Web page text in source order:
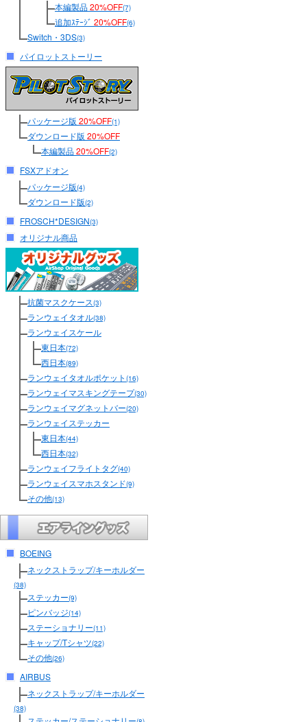
本編製品20%OFF(7)
追加ｽﾃｰｼﾞ 20%OFF(6)
Switch・3DS(3)
パイロットストーリー
パッケージ版 20%OFF(1)
ダウンロード版 20%OFF
本編製品20%OFF(2)
FSXアドオン
パッケージ版(4)
ダウンロード版(2)
FROSCH*DESIGN(3)
オリジナル商品
抗菌マスクケース(3)
ランウェイタオル(38)
ランウェイスケール
東日本(72)
西日本(89)
ランウェイタオルポケット (16)
ランウェイマスキングテープ(30)
ランウェイマグネットバー(20)
ランウェイステッカー
東日本(44)
西日本(32)
ランウェイフライトタグ(40)
ランウェイスマホスタンド(9)
その他(13)
BOEING
ネックストラップ/キーホルダー
(38)
ステッカー(9)
ピンバッジ(14)
ステーショナリー(11)
キャップ/Tシャツ(22)
その他(26)
AIRBUS
ネックストラップ/キーホルダー
(38)